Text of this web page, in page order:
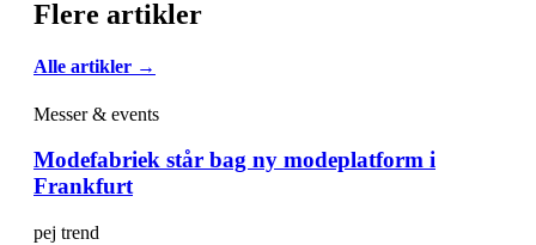
Flere artikler
Alle artikler →
Messer & events
Modefabriek står bag ny modeplatform i
Frankfurt
pej trend